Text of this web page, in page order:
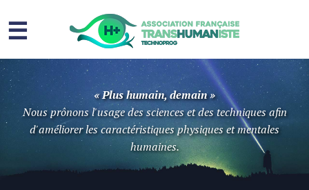
☰
Homme augmenté
Immortalité ?
Question sociale
Risques
« Plus humain, demain »
Nous prônons l'usage des sciences et des techniques afin
d'améliorer les caractéristiques physiques et mentales
humaines.